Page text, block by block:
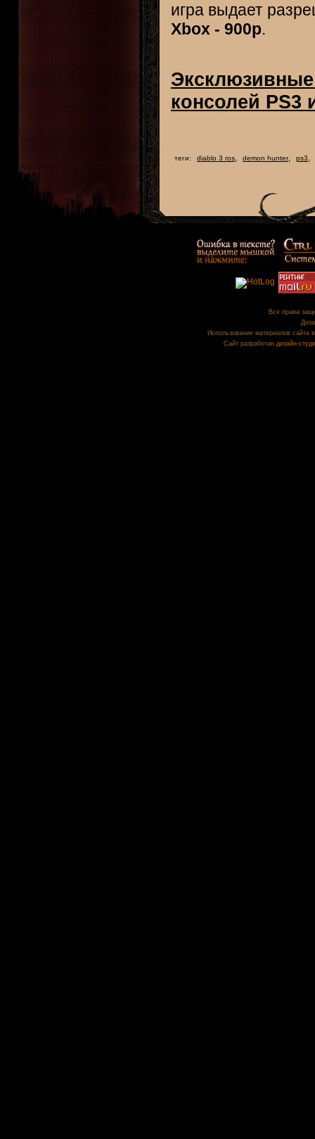
игра выдает
Xbox - 900p.
консолей PS3
теги: diablo 3 ros, demon hunter, ps3,
Все права
Использование материалов сайта
Сайт разработан дизайн-